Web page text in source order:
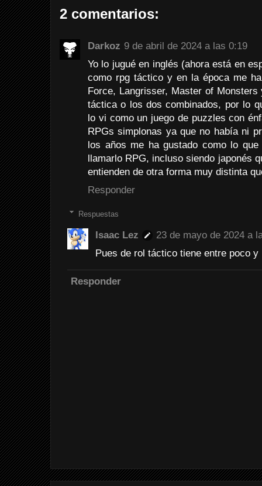
2 comentarios:
Darkoz 9 de abril de 2024 a las 0:19
Yo lo jugué en inglés (ahora está en
como rpg táctico y en la época me
Force, Langrisser, Master of
táctica o los dos combinados, por lo
lo vi como un juego de puzzles con
RPGs simplonas ya que no había ni
los años me ha gustado como lo
llamarlo RPG, incluso siendo japonés
entienden de otra forma muy distinta
Responder
Respuestas
Isaac Lez
23 de mayo de 2024 a
Pues de rol táctico tiene entre poco y
Responder